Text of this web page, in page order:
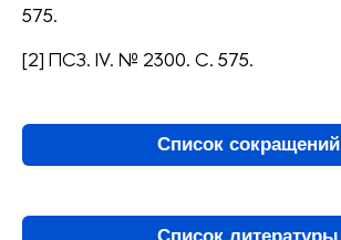
575.
[2] ПСЗ. IV. № 2300. С. 575.
Список сокращений